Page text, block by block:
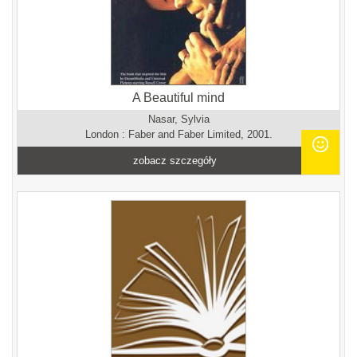
A Beautiful mind
Nasar, Sylvia
London : Faber and Faber Limited, 2001.
zobacz szczegóły